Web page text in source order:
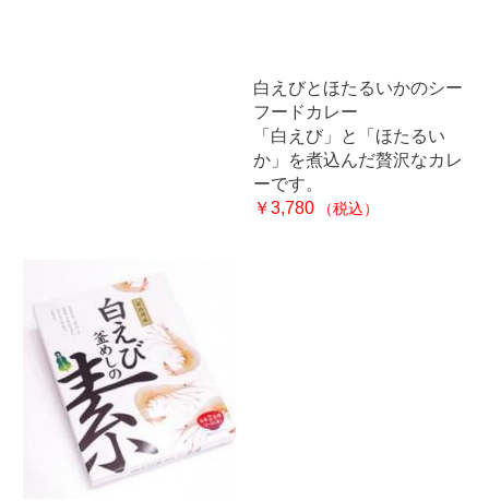
白えびとほたるいかのシー
フードカレー
「白えび」と「ほたるい
か」を煮込んだ贅沢なカレ
ーです。
￥3,780
（税込）